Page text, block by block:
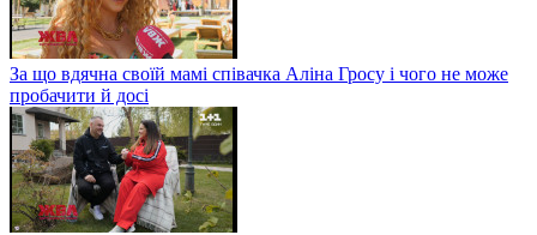
За що вдячна своїй мамі співачка Аліна Гросу і чого не може
пробачити й досі